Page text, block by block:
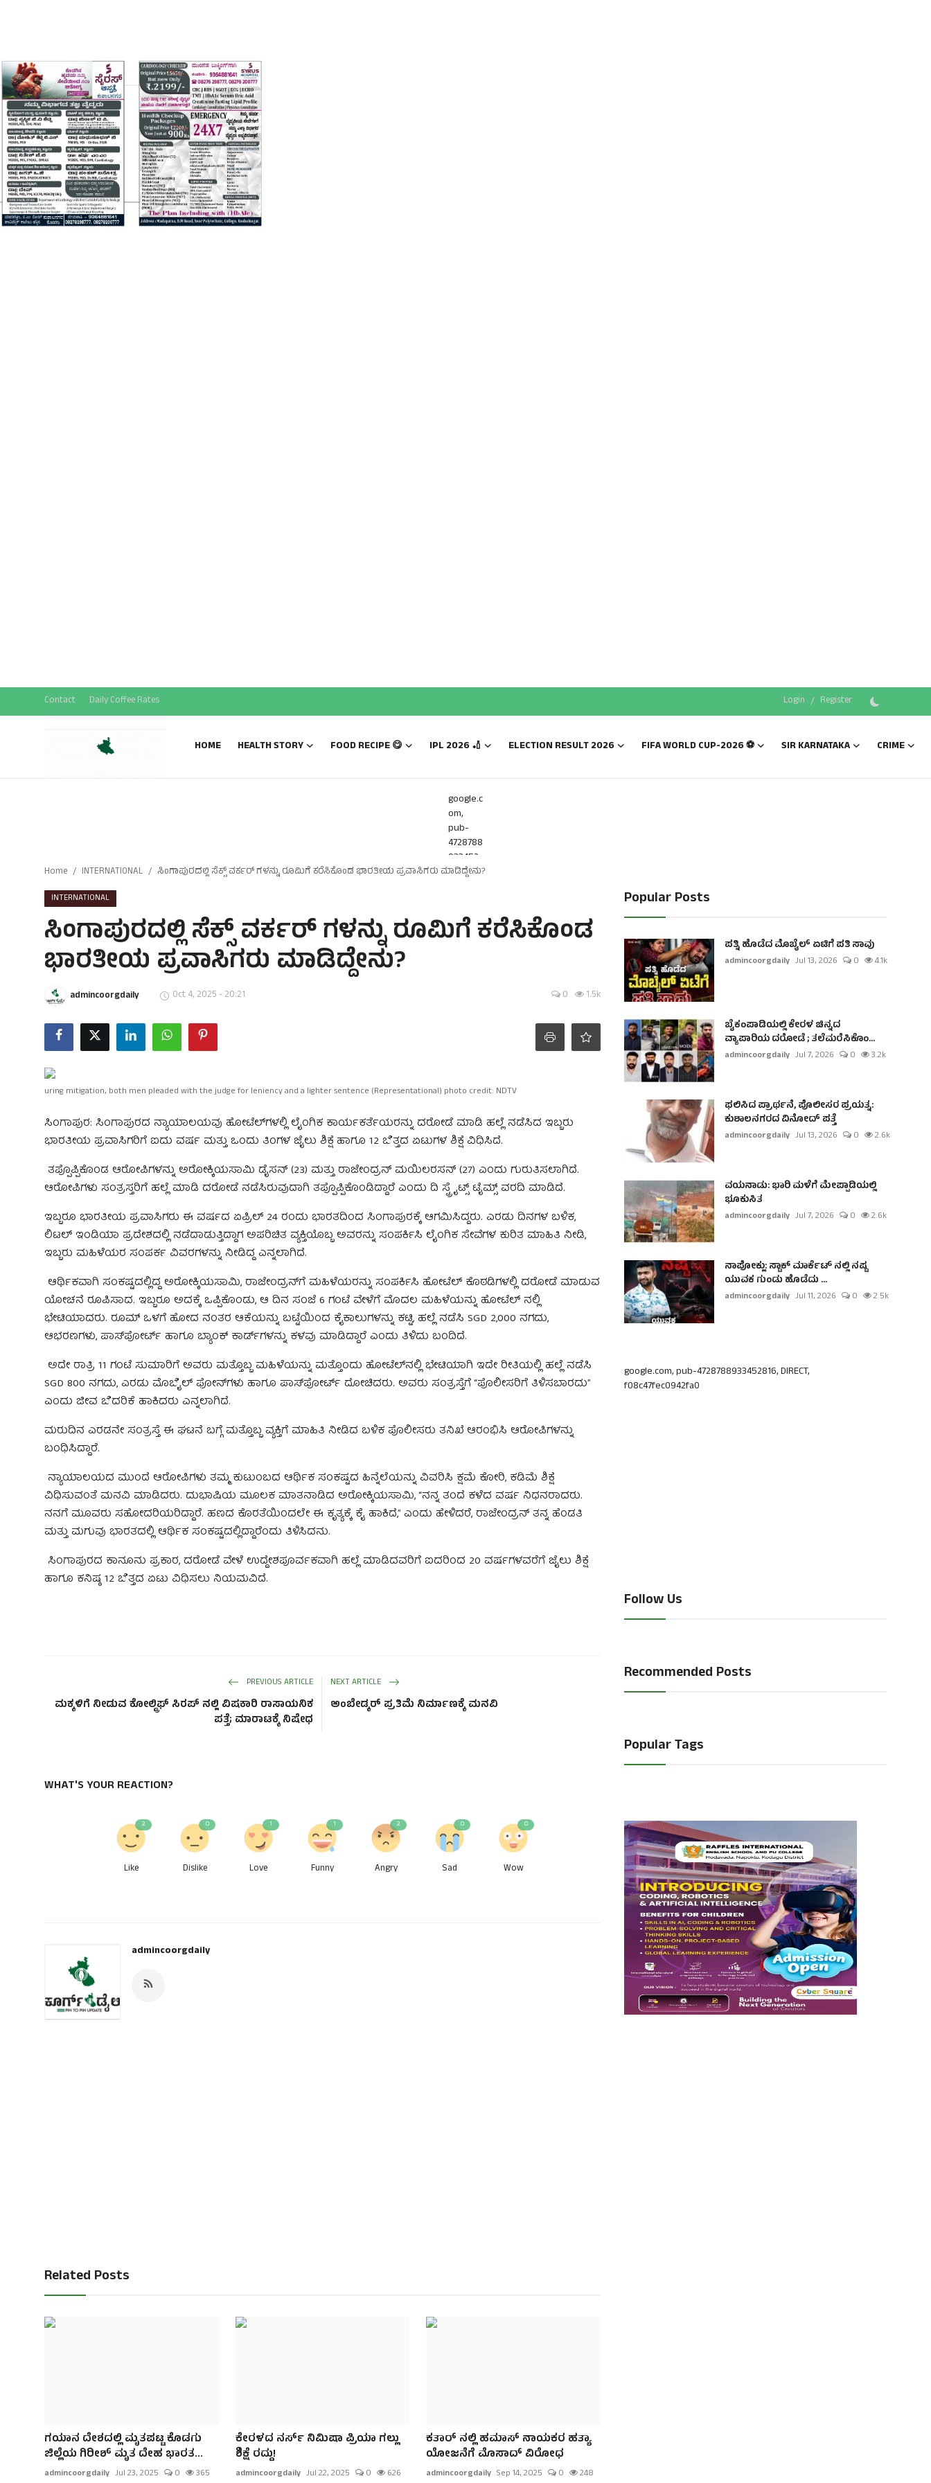
Contact Daily Coffee Rates Login / Register
HOME HEALTH STORY FOOD RECIPE 😋 IPL 2026 🏏 ELECTION RESULT 2026 FIFA WORLD CUP-2026 ⚽ SIR KARNATAKA CRIME
Login Register
Home
Contact
Daily Coffee Rates
HEALTH STORY
Sports News
google.c
om,
pub-
4728788
933452
816,
ec0942f
a0
Home INTERNATIONAL ಸಿಂಗಾಪುರದಲ್ಲಿ ಸೆಕ್ಸ್ ವರ್ಕರ್ ಗಳನ್ನು ರೂಮಿಗೆ ಕರೆಸಿಕೊಂಡ ಭಾರತೀಯ ಪ್ರವಾಸಿಗರು ಮಾಡಿದ್ದೇನು?
INTERNATIONAL
ಸಿಂಗಾಪುರದಲ್ಲಿ ಸೆಕ್ಸ್ ವರ್ಕರ್ ಗಳನ್ನು ರೂಮಿಗೆ ಕರೆಸಿಕೊಂಡ
ಭಾರತೀಯ ಪ್ರವಾಸಿಗರು ಮಾಡಿದ್ದೇನು?
admincoorgdaily Oct 4, 2025 - 20:21 0 1.5k
uring mitigation, both men pleaded with the judge for leniency and a lighter sentence (Representational) photo credit: NDTV
ಸಿಂಗಾಪುರ: ಸಿಂಗಾಪುರದ ನ್ಯಾಯಾಲಯವು ಹೋಟೆಲ್‌ಗಳಲ್ಲಿ ಲೈಂಗಿಕ ಕಾರ್ಯಕರ್ತೆಯರನ್ನು ದರೋಡೆ ಮಾಡಿ ಹಲ್ಲೆ ನಡೆಸಿದ ಇಬ್ಬರು
ಭಾರತೀಯ ಪ್ರವಾಸಿಗರಿಗೆ ಐದು ವರ್ಷ ಮತ್ತು ಒಂದು ತಿಂಗಳ ಜೈಲು ಶಿಕ್ಷೆ ಹಾಗೂ 12 ಬೆತ್ತದ ಏಟುಗಳ ಶಿಕ್ಷೆ ವಿಧಿಸಿದೆ.
ತಪ್ಪೊಪ್ಪಿಕೊಂಡ ಆರೋಪಿಗಳನ್ನು ಅರೋಕ್ಕಿಯಸಾಮಿ ಡೈಸನ್ (23) ಮತ್ತು ರಾಜೇಂದ್ರನ್ ಮಯಿಲರಸನ್ (27) ಎಂದು ಗುರುತಿಸಲಾಗಿದೆ.
ಆರೋಪಿಗಳು ಸಂತ್ರಸ್ತರಿಗೆ ಹಲ್ಲೆ ಮಾಡಿ ದರೋಡೆ ನಡೆಸಿರುವುದಾಗಿ ತಪ್ಪೊಪ್ಪಿಕೊಂಡಿದ್ದಾರೆ ಎಂದು ದಿ ಸ್ಟ್ರೈಟ್ಸ್ ಟೈಮ್ಸ್ ವರದಿ ಮಾಡಿದೆ.
ಇಬ್ಬರೂ ಭಾರತೀಯ ಪ್ರವಾಸಿಗರು ಈ ವರ್ಷದ ಏಪ್ರಿಲ್ 24 ರಂದು ಭಾರತದಿಂದ ಸಿಂಗಾಪುರಕ್ಕೆ ಆಗಮಿಸಿದ್ದರು. ಎರಡು ದಿನಗಳ ಬಳಿಕ,
ಲಿಟಲ್ ಇಂಡಿಯಾ ಪ್ರದೇಶದಲ್ಲಿ ನಡೆದಾಡುತ್ತಿದ್ದಾಗ ಅಪರಿಚಿತ ವ್ಯಕ್ತಿಯೊಬ್ಬ ಅವರನ್ನು ಸಂಪರ್ಕಿಸಿ ಲೈಂಗಿಕ ಸೇವೆಗಳ ಕುರಿತ ಮಾಹಿತಿ ನೀಡಿ,
ಇಬ್ಬರು ಮಹಿಳೆಯರ ಸಂಪರ್ಕ ವಿವರಗಳನ್ನು ನೀಡಿದ್ದ ಎನ್ನಲಾಗಿದೆ.
ಆರ್ಥಿಕವಾಗಿ ಸಂಕಷ್ಟದಲ್ಲಿದ್ದ ಅರೋಕ್ಕಿಯಸಾಮಿ, ರಾಜೇಂದ್ರನ್‌ಗೆ ಮಹಿಳೆಯರನ್ನು ಸಂಪರ್ಕಿಸಿ ಹೋಟೆಲ್ ಕೊಠಡಿಗಳಲ್ಲಿ ದರೋಡೆ ಮಾಡುವ
ಯೋಚನೆ ರೂಪಿಸಾದ. ಇಬ್ಬರೂ ಅದಕ್ಕೆ ಒಪ್ಪಿಕೊಂಡು, ಆ ದಿನ ಸಂಜೆ 6 ಗಂಟೆ ವೇಳೆಗೆ ಮೊದಲ ಮಹಿಳೆಯನ್ನು ಹೋಟೆಲ್‌ ನಲ್ಲಿ
ಭೇಟಿಯಾದರು. ರೂಮ್ ಒಳಗೆ ಹೋದ ನಂತರ ಆಕೆಯನ್ನು ಬಟ್ಟೆಯಿಂದ ಕೈಕಾಲುಗಳನ್ನು ಕಟ್ಟಿ, ಹಲ್ಲೆ ನಡೆಸಿ SGD 2,000 ನಗದು,
ಆಭರಣಗಳು, ಪಾಸ್‌ಪೋರ್ಟ್ ಹಾಗೂ ಬ್ಯಾಂಕ್ ಕಾರ್ಡ್‌ಗಳನ್ನು ಕಳವು ಮಾಡಿದ್ದಾರೆ ಎಂದು ತಿಳಿದು ಬಂದಿದೆ.
ಅದೇ ರಾತ್ರಿ 11 ಗಂಟೆ ಸುಮಾರಿಗೆ ಅವರು ಮತ್ತೊಬ್ಬ ಮಹಿಳೆಯನ್ನು ಮತ್ತೊಂದು ಹೋಟೆಲ್‌ನಲ್ಲಿ ಭೇಟಿಯಾಗಿ ಇದೇ ರೀತಿಯಲ್ಲಿ ಹಲ್ಲೆ ನಡೆಸಿ
SGD 800 ನಗದು, ಎರಡು ಮೊಬೈಲ್ ಫೋನ್‌ಗಳು ಹಾಗೂ ಪಾಸ್‌ಪೋರ್ಟ್ ದೋಚಿದರು. ಅವರು ಸಂತ್ರಸ್ತೆಗೆ “ಪೊಲೀಸರಿಗೆ ತಿಳಿಸಬಾರದು”
ಎಂದು ಜೀವ ಬೆದರಿಕೆ ಹಾಕಿದರು ಎನ್ನಲಾಗಿದೆ.
ಮರುದಿನ ಎರಡನೇ ಸಂತ್ರಸ್ತೆ ಈ ಘಟನೆ ಬಗ್ಗೆ ಮತ್ತೊಬ್ಬ ವ್ಯಕ್ತಿಗೆ ಮಾಹಿತಿ ನೀಡಿದ ಬಳಿಕ ಪೊಲೀಸರು ತನಿಖೆ ಆರಂಭಿಸಿ ಆರೋಪಿಗಳನ್ನು
ಬಂಧಿಸಿದ್ದಾರೆ.
ನ್ಯಾಯಾಲಯದ ಮುಂದೆ ಆರೋಪಿಗಳು ತಮ್ಮ ಕುಟುಂಬದ ಆರ್ಥಿಕ ಸಂಕಷ್ಟದ ಹಿನ್ನೆಲೆಯನ್ನು ವಿವರಿಸಿ ಕ್ಷಮೆ ಕೋರಿ, ಕಡಿಮೆ ಶಿಕ್ಷೆ
ವಿಧಿಸುವಂತೆ ಮನವಿ ಮಾಡಿದರು. ದುಭಾಷಿಯ ಮೂಲಕ ಮಾತನಾಡಿದ ಅರೋಕ್ಕಿಯಸಾಮಿ, “ನನ್ನ ತಂದೆ ಕಳೆದ ವರ್ಷ ನಿಧನರಾದರು.
ನನಗೆ ಮೂವರು ಸಹೋದರಿಯರಿದ್ದಾರೆ. ಹಣದ ಕೊರತೆಯಿಂದಲೇ ಈ ಕೃತ್ಯಕ್ಕೆ ಕೈ ಹಾಕಿದೆ,” ಎಂದು ಹೇಳಿದರೆ, ರಾಜೇಂದ್ರನ್ ತನ್ನ ಹೆಂಡತಿ
ಮತ್ತು ಮಗುವು ಭಾರತದಲ್ಲಿ ಆರ್ಥಿಕ ಸಂಕಷ್ಟದಲ್ಲಿದ್ದಾರೆಂದು ತಿಳಿಸಿದನು.
ಸಿಂಗಾಪುರದ ಕಾನೂನು ಪ್ರಕಾರ, ದರೋಡೆ ವೇಳೆ ಉದ್ದೇಶಪೂರ್ವಕವಾಗಿ ಹಲ್ಲೆ ಮಾಡಿದವರಿಗೆ ಐದರಿಂದ 20 ವರ್ಷಗಳವರೆಗೆ ಜೈಲು ಶಿಕ್ಷೆ
ಹಾಗೂ ಕನಿಷ್ಠ 12 ಬೆತ್ತದ ಏಟು ವಿಧಿಸಲು ನಿಯಮವಿದೆ.
PREVIOUS ARTICLE
ಮಕ್ಕಳಿಗೆ ನೀಡುವ ಕೋಲ್ಡ್ರಿಫ್ ಸಿರಪ್‌ ನಲ್ಲಿ ವಿಷಕಾರಿ ರಾಸಾಯನಿಕ
ಪತ್ತೆ; ಮಾರಾಟಕ್ಕೆ ನಿಷೇಧ
NEXT ARTICLE
ಅಂಬೇಡ್ಕರ್ ಪ್ರತಿಮೆ ನಿರ್ಮಾಣಕ್ಕೆ ಮನವಿ
WHAT'S YOUR REACTION?
Like
2
Dislike
0
Love
1
Funny
1
Angry
2
Sad
0
Wow
0
admincoorgdaily
Related Posts
ಗಯಾನ ದೇಶದಲ್ಲಿ ಮೃತಪಟ್ಟ ಕೊಡಗು
ಜಿಲ್ಲೆಯ ಗಿರೀಶ್ ಮೃತ ದೇಹ ಭಾರತ...
admincoorgdaily Jul 23, 2025 0 365
ಕೇರಳದ ನರ್ಸ್ ನಿಮಿಷಾ ಪ್ರಿಯಾ ಗಲ್ಲು
ಶಿಕ್ಷೆ ರದ್ದು!
admincoorgdaily Jul 22, 2025 0 626
ಕತಾರ್‌ ನಲ್ಲಿ ಹಮಾಸ್ ನಾಯಕರ ಹತ್ಯಾ
ಯೋಜನೆಗೆ ಮೊಸಾದ್ ವಿರೋಧ
admincoorgdaily Sep 14, 2025 0 248
Popular Posts
ಪತ್ನಿ ಹೊಡೆದ ಮೊಬೈಲ್ ಏಟಿಗೆ ಪತಿ ಸಾವು
admincoorgdaily Jul 13, 2026 0 4.1k
ಬೈಕಂಪಾಡಿಯಲ್ಲಿ ಕೇರಳ ಚಿನ್ನದ
ವ್ಯಾಪಾರಿಯ ದರೋಡೆ ; ತಲೆಮರೆಸಿಕೊಂ...
admincoorgdaily Jul 7, 2026 0 3.2k
ಫಲಿಸಿದ ಪ್ರಾರ್ಥನೆ, ಪೊಲೀಸರ ಪ್ರಯತ್ನ:
ಕುಶಾಲನಗರದ ವಿನೋದ್ ಪತ್ತೆ
admincoorgdaily Jul 13, 2026 0 2.6k
ವಯನಾಡು: ಭಾರಿ ಮಳೆಗೆ ಮೇಪ್ಪಾಡಿಯಲ್ಲಿ
ಭೂಕುಸಿತ
admincoorgdaily Jul 7, 2026 0 2.6k
ನಾಪೋಕ್ಲು: ಸ್ಟಾಕ್ ಮಾರ್ಕೆಟ್ ನಲ್ಲಿ ನಷ್ಟ
ಯುವಕ ಗುಂಡು ಹೊಡೆದು ...
admincoorgdaily Jul 11, 2026 0 2.5k
google.com, pub-4728788933452816, DIRECT,
f08c47fec0942fa0
Follow Us
Recommended Posts
Popular Tags